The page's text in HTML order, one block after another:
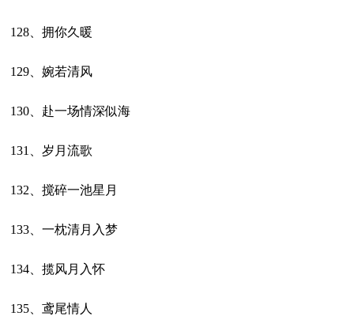
128、拥你久暖
129、婉若清风
130、赴一场情深似海
131、岁月流歌
132、搅碎一池星月
133、一枕清月入梦
134、揽风月入怀
135、鸢尾情人